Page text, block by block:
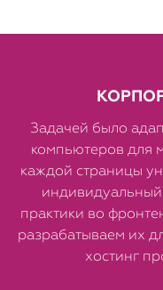
Задачей было
компьютеров для
каждой страницы
практики во
разрабатываем их
хостинг